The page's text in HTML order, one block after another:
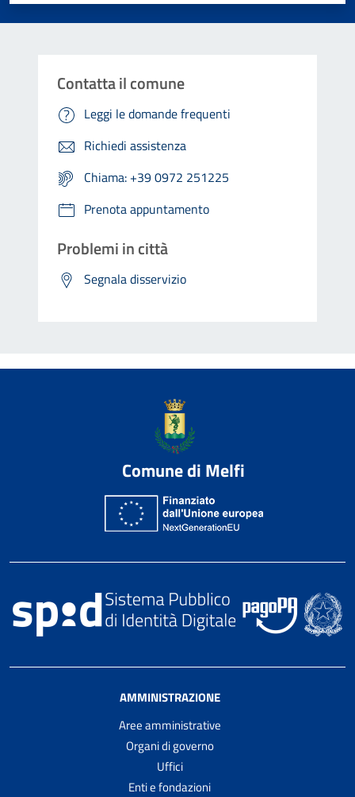
Contatta il comune
Leggi le domande frequenti
Richiedi assistenza
Chiama: +39 0972 251225
Prenota appuntamento
Problemi in città
Segnala disservizio
Comune di Melfi
AMMINISTRAZIONE
Aree amministrative
Organi di governo
Uffici
Enti e fondazioni